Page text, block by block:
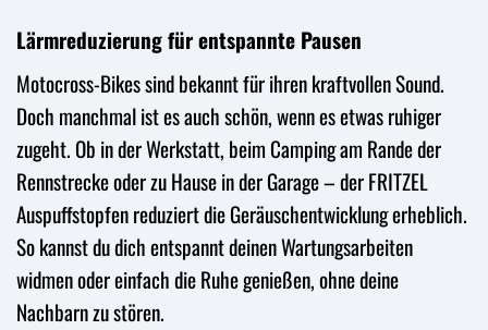
Lärmreduzierung für entspannte Pausen
Motocross-Bikes sind bekannt für ihren kraftvollen Sound.
Doch manchmal ist es auch schön, wenn es etwas ruhiger
zugeht. Ob in der Werkstatt, beim Camping am Rande der
Rennstrecke oder zu Hause in der Garage – der FRITZEL
Auspuffstopfen reduziert die Geräuschentwicklung erheblich.
So kannst du dich entspannt deinen Wartungsarbeiten
widmen oder einfach die Ruhe genießen, ohne deine
Nachbarn zu stören.